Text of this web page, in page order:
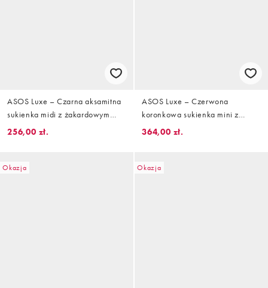
ASOS Luxe – Czarna aksamitna
sukienka midi z żakardowym
gorsetem
256,00 zł.
ASOS Luxe – Czerwona
koronkowa sukienka mini z
aksamitną kokardką i dekoltem
364,00 zł.
Okazja Okazja